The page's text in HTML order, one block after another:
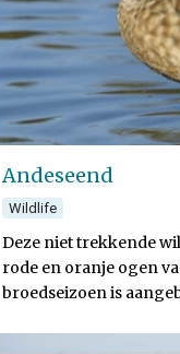
Andeseend
Wildlife
Deze niet trekkende
rode en oranje ogen
broedseizoen is